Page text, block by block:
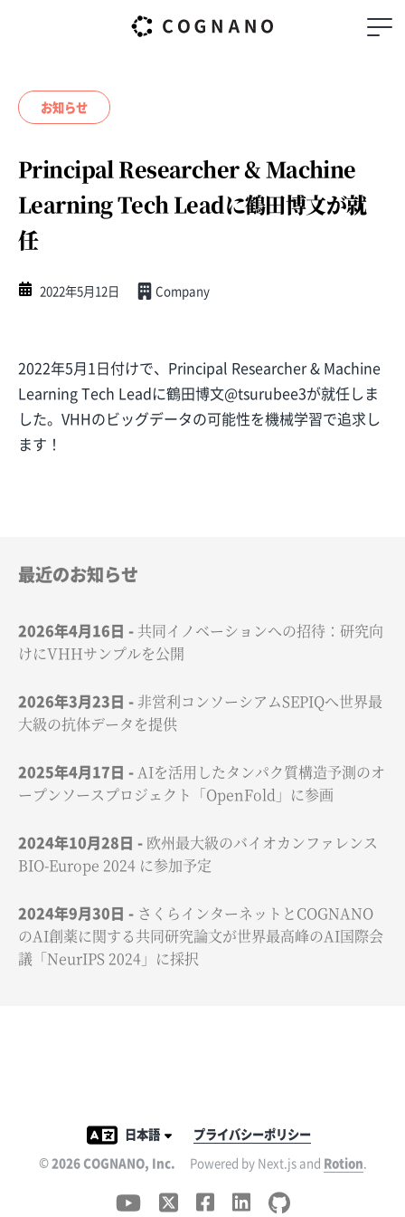
お知らせ
Principal Researcher & Machine
Learning Tech Leadに鶴田博文が就
任
2022年5月12日 Company
2022年5月1日付けで、Principal Researcher & Machine
Learning Tech Leadに鶴田博文@tsurubee3が就任しま
した。VHHのビッグデータの可能性を機械学習で追求し
ます！
最近のお知らせ
2026年4月16日
共同イノベーションへの招待：研究向
けにVHHサンプルを公開
2026年3月23日
非営利コンソーシアムSEPIQへ世界最
大級の抗体データを提供
2025年4月17日
AIを活用したタンパク質構造予測のオ
ープンソースプロジェクト「OpenFold」に参画
2024年10月28日
欧州最大級のバイオカンファレンス
BIO-Europe 2024 に参加予定
2024年9月30日
さくらインターネットとCOGNANO
のAI創薬に関する共同研究論文が世界最高峰のAI国際会
議「NeurIPS 2024」に採択
日本語
プライバシーポリシー
© 2026COGNANO, Inc. Powered by Next.js and Rotion